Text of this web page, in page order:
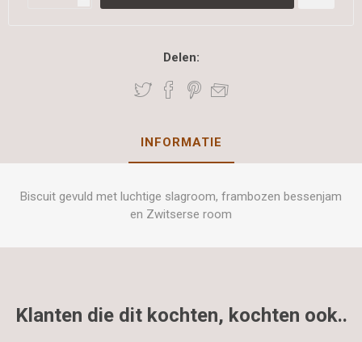
Delen:
INFORMATIE
Biscuit gevuld met luchtige slagroom, frambozen bessenjam
en Zwitserse room
Klanten die dit kochten, kochten ook..